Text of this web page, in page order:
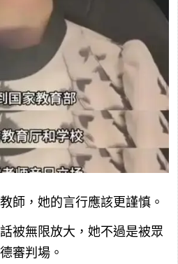
師，她的言行應該更謹慎。
被無限放大，她不過是被眾
審判場。